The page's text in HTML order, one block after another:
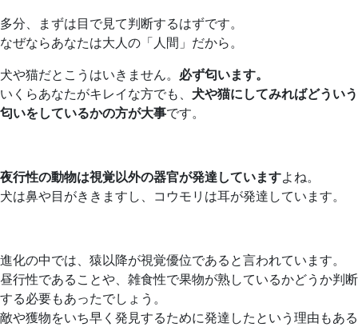
多分、まずは目で見て判断するはずです。
なぜならあなたは大人の「人間」だから。
犬や猫だとこうはいきません。 必ず匂います。
いくらあなたがキレイな方でも、 犬や猫にしてみればどういう
匂いをしているかの方が大事です。
夜行性の動物は視覚以外の器官が発達していますよね。
犬は鼻や目がききますし、コウモリは耳が発達しています。
進化の中では、猿以降が視覚優位であると言われています。
昼行性であることや、雑食性で果物が熟しているかどうか判断
する必要もあったでしょう。
敵や獲物をいち早く発見するために発達したという理由もある